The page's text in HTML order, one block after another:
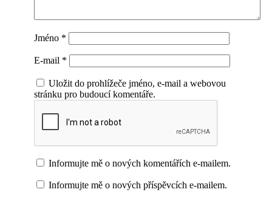
Jméno *
E-mail *
Uložit do prohlížeče jméno, e-mail a webovou
stránku pro budoucí komentáře.
Informujte mě o nových komentářích e-mailem.
Informujte mě o nových příspěvcích e-mailem.